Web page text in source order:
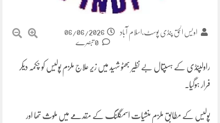
اویس الحق پنڈی پوسٹ،اسلام آباد
06/06/2026
راولپنڈی کے ہسپتال بے نظیر بھٹو شہید میں زیر علاج ملزم پولیس کو چکمہ دیکر
فرار ہوگیا۔
پولیس کے مطابق ملزم منشیات اسمگلنگ کے مقدمے میں ملوث تھا اور